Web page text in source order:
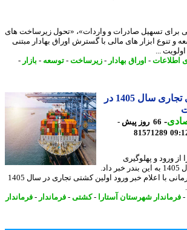
تسهیل صادرات و واردات»، «تحول زیرساخت های
ابزار های مالی با گسترش اوراق بهادار مبتنی
...
-اوراق بهادار-زیرساخت-توسعه-بازار -
نخستین کشتی تجاری سال 1405 در
-
66 روز پیش -
81571289
و پهلوگیری
نخستین کشتی تجاری سال 1405 به این بندر خبر داد.
- به گزارش بازار ، علی درمانی با اعلام خبر ورود اولین کشتی تجاری در سال 1405
شهرستان آستارا-کشتی-فرماندار-فرماندار